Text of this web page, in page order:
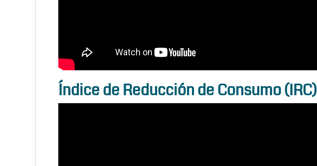
Índice de Reducción de Consumo (IRC)